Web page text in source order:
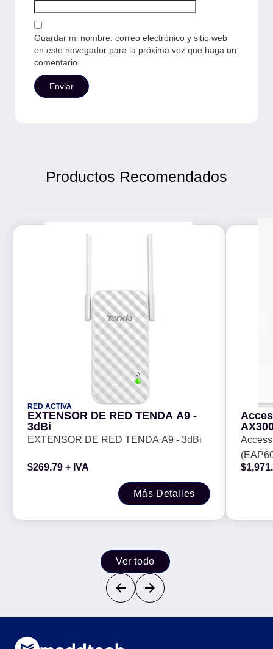
Guardar mi nombre, correo electrónico y sitio web
en este navegador para la próxima vez que haga un
comentario.
Productos Recomendados
RED ACTIVA
EXTENSOR DE RED TENDA A9 -
3dBi
EXTENSOR DE RED TENDA A9 - 3dBi
$269.79 + IVA
Más Detalles
puerto
$
Ver todo